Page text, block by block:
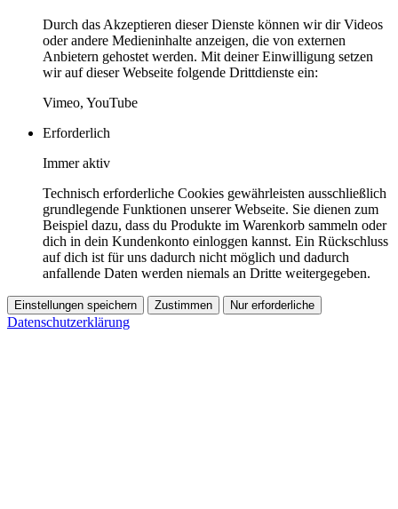
Durch das Akzeptieren dieser Dienste können wir dir Videos
oder andere Medieninhalte anzeigen, die von externen
Anbietern gehostet werden. Mit deiner Einwilligung setzen
wir auf dieser Webseite folgende Drittdienste ein:
Vimeo, YouTube
Erforderlich
Immer aktiv
Technisch erforderliche Cookies gewährleisten ausschließlich
grundlegende Funktionen unserer Webseite. Sie dienen zum
Beispiel dazu, dass du Produkte im Warenkorb sammeln oder
dich in dein Kundenkonto einloggen kannst. Ein Rückschluss
auf dich ist für uns dadurch nicht möglich und dadurch
anfallende Daten werden niemals an Dritte weitergegeben.
Einstellungen speichern Zustimmen Nur erforderliche
Datenschutzerklärung